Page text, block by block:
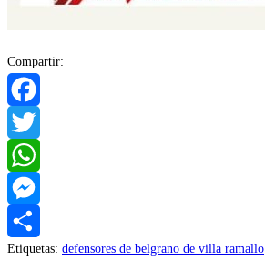
Compartir:
Facebook
Twitter
WhatsApp
Messenger
Compartir
Etiquetas: defensores de belgrano de villa ramallo